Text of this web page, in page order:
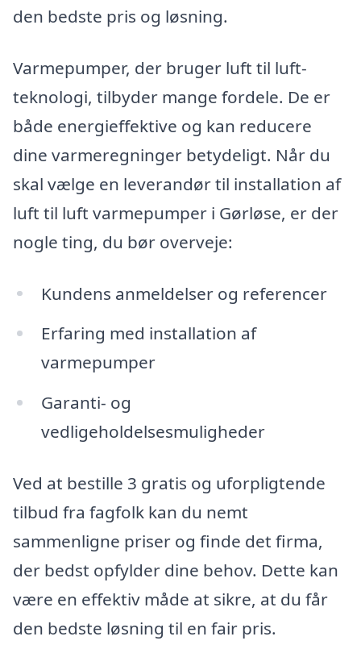
den bedste pris og løsning.
Varmepumper, der bruger luft til luft-
teknologi, tilbyder mange fordele. De er
både energieffektive og kan reducere
dine varmeregninger betydeligt. Når du
skal vælge en leverandør til installation af
luft til luft varmepumper i Gørløse, er der
nogle ting, du bør overveje:
Kundens anmeldelser og referencer
Erfaring med installation af
varmepumper
Garanti- og
vedligeholdelsesmuligheder
Ved at bestille 3 gratis og uforpligtende
tilbud fra fagfolk kan du nemt
sammenligne priser og finde det firma,
der bedst opfylder dine behov. Dette kan
være en effektiv måde at sikre, at du får
den bedste løsning til en fair pris.